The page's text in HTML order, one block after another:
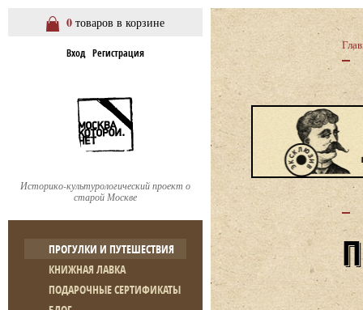
0 товаров в корзине
Вход Регистрация
Историко-культурологический проект о
старой Москве
ПРОГУЛКИ И ПУТЕШЕСТВИЯ
КНИЖНАЯ ЛАВКА
ПОДАРОЧНЫЕ СЕРТИФИКАТЫ